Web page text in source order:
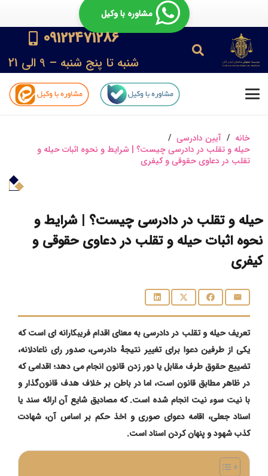
مشاوره با وکیل
09122471286
شنبه تا پنج شنبه – 9 الی 21
خانه / آیین دادرسی /
حیله و تقلب در دادرسی چیست؟ | شرایط و نحوه اثبات حیله و
تقلب در دعاوی حقوقی و کیفری
حیله و تقلب در دادرسی چیست؟ | شرایط و
نحوه اثبات حیله و تقلب در دعاوی حقوقی و
کیفری
تعریف حیله و تقلب در دادرسی به معنای اقدام فریبکارانه‌ ای است که
یکی از طرفین دعوا برای تغییر نتیجهٔ دادرسی، صدور رای ناعادلانه،
تضییع حقوق طرف مقابل یا دور زدن قانون انجام می ‌دهد؛ اقدامی که
در ظاهر مطابق قانون است، اما در باطن بر خلاف هدف قانون‌گذار و
با نیت سوء نیت انجام شده است. که مصادیق شایع آن ارائه سند یا
اسناد جعلی، اقامه دعوای صوری و اخذ حکم بر اساس آن، شهادت
کذب شهود و پنهان کردن اسناد است.